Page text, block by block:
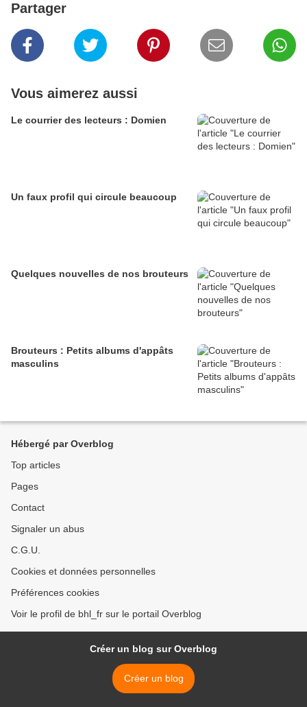
Partager
Vous aimerez aussi
Le courrier des lecteurs : Domien
Un faux profil qui circule beaucoup
Quelques nouvelles de nos brouteurs
Brouteurs : Petits albums d'appâts
masculins
Hébergé par Overblog
Top articles
Pages
Contact
Signaler un abus
C.G.U.
Cookies et données personnelles
Préférences cookies
Voir le profil de bhl_fr sur le portail Overblog
Créer un blog sur Overblog
Créer un blog